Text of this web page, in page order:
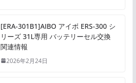
[ERA-301B1]AIBO アイボ ERS-300 シ
リーズ 31L専用 バッテリーセル交換
関連情報
2026年2月24日